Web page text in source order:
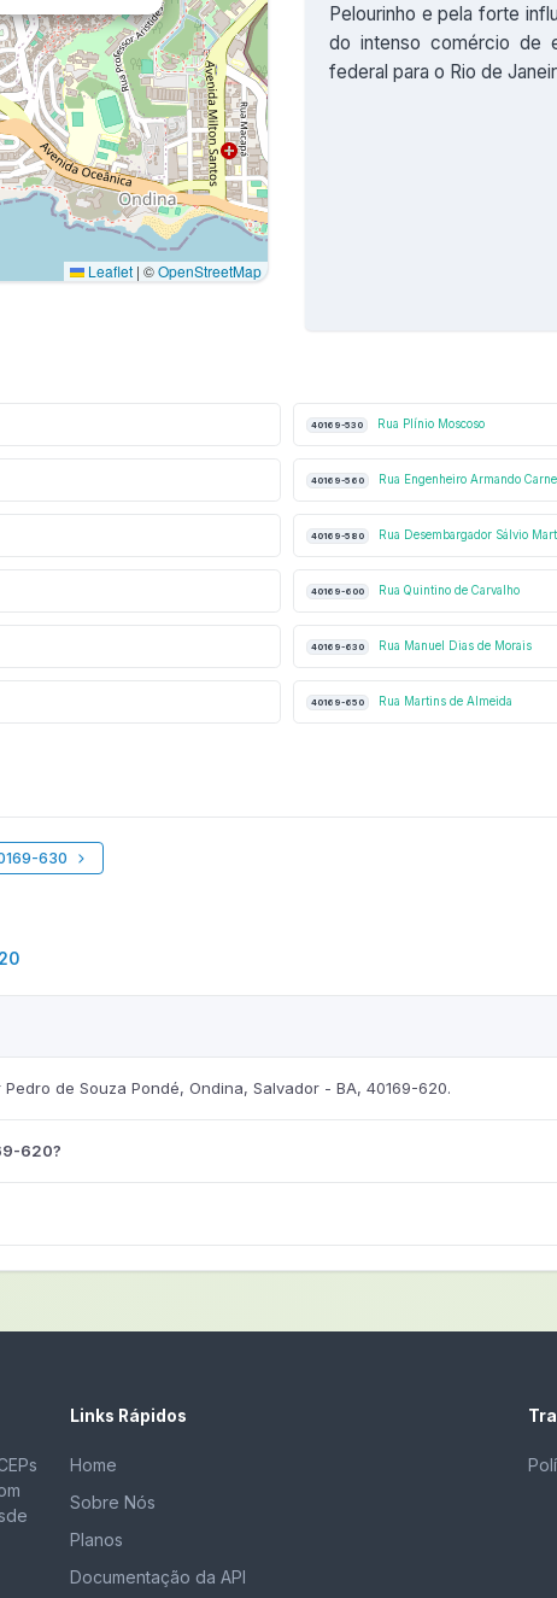
Leaflet | ©OpenStreetMap
Pelourinho e pela forte
do intenso comércio de
federal para o Rio de
40169-530 Rua Plínio Moscoso
40169-560 Rua Engenheiro Armando
40169-580 Rua Desembargador Sálvio
40169-600 Rua Quintino de Carvalho
40169-630 Rua Manuel Dias de Morais
40169-650 Rua Martins de Almeida
630
de Souza Pondé, Ondina, Salvador - BA, 40169-620.
620?
Links Rápidos
Home
Sobre Nós
Planos
Documentação da API